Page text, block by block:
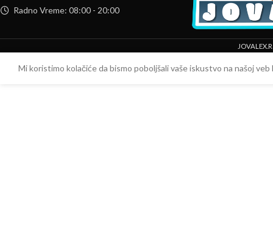
Radno Vreme: 08:00 - 20:00
Mi koristimo kolačiće da bismo poboljšali vaše iskustvo na našoj